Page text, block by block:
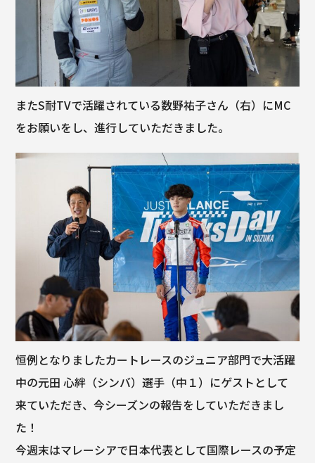
またS耐TVで活躍されている数野祐子さん（右）にMC
をお願いをし、進行していただきました。
恒例となりましたカートレースのジュニア部門で大活躍
中の元田 心絆（シンバ）選手（中１）にゲストとして
来ていただき、今シーズンの報告をしていただきまし
た！
今週末はマレーシアで日本代表として国際レースの予定